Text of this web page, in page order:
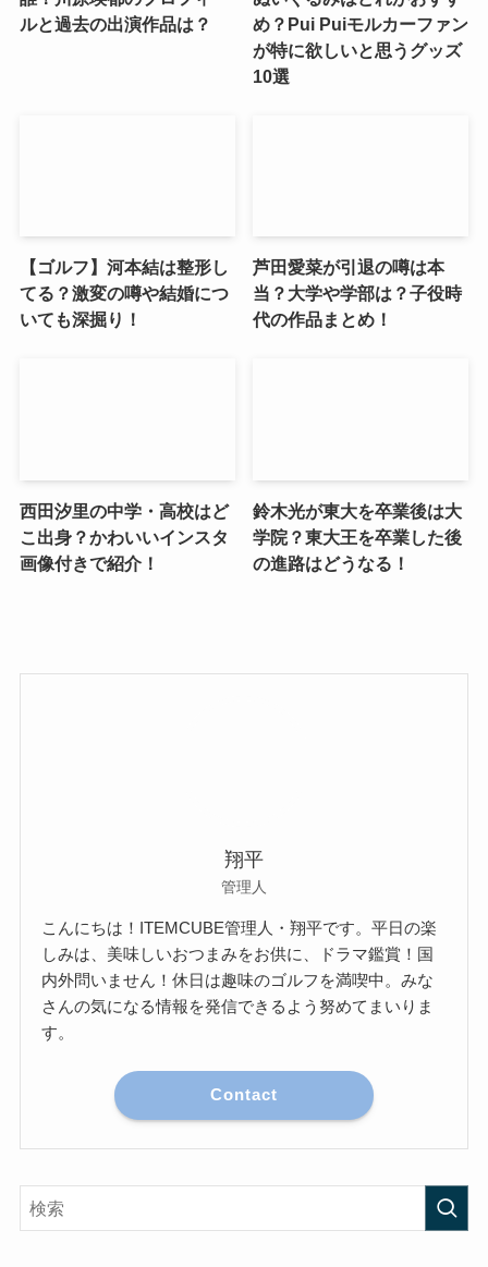
ルと過去の出演作品は？
め？Pui Puiモルカーファン
が特に欲しいと思うグッズ
10選
【ゴルフ】河本結は整形し
てる？激変の噂や結婚につ
いても深掘り！
芦田愛菜が引退の噂は本
当？大学や学部は？子役時
代の作品まとめ！
西田汐里の中学・高校はど
こ出身？かわいいインスタ
画像付きで紹介！
鈴木光が東大を卒業後は大
学院？東大王を卒業した後
の進路はどうなる！
翔平
管理人
こんにちは！ITEMCUBE管理人・翔平です。平日の楽
しみは、美味しいおつまみをお供に、ドラマ鑑賞！国
内外問いません！休日は趣味のゴルフを満喫中。みな
さんの気になる情報を発信できるよう努めてまいりま
す。
Contact